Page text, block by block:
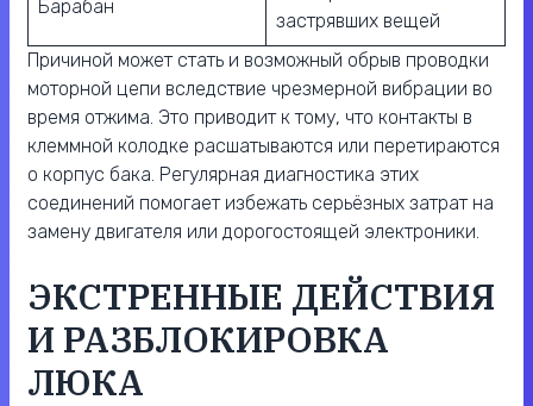
Барабан
застрявших вещей
Причиной может стать и возможный обрыв проводки
моторной цепи вследствие чрезмерной вибрации во
время отжима. Это приводит к тому, что контакты в
клеммной колодке расшатываются или перетираются
о корпус бака. Регулярная диагностика этих
соединений помогает избежать серьёзных затрат на
замену двигателя или дорогостоящей электроники.
ЭКСТРЕННЫЕ ДЕЙСТВИЯ
И РАЗБЛОКИРОВКА
ЛЮКА